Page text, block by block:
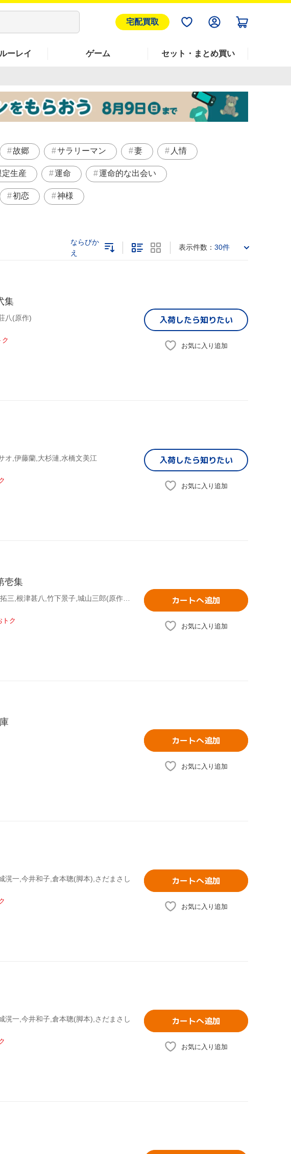
宅配買取
ーレイ ゲーム セット・まとめ買い
故郷 サラリーマン 妻 人情
定生産 運命 運命的な出会い
初恋 神様
ならびか
え
表示件数： 30件
集
八(原作) 入荷したら知りたい
お気に入り追加
オ,伊藤蘭,大杉漣,水橋文美江 入荷したら知りたい
お気に入り追加
壱集
トク
カートへ追加
お気に入り追加
カートへ追加
お気に入り追加
滉一,今井和子,倉本聰(脚本),さだまさし カートへ追加
お気に入り追加
滉一,今井和子,倉本聰(脚本),さだまさし カートへ追加
お気に入り追加